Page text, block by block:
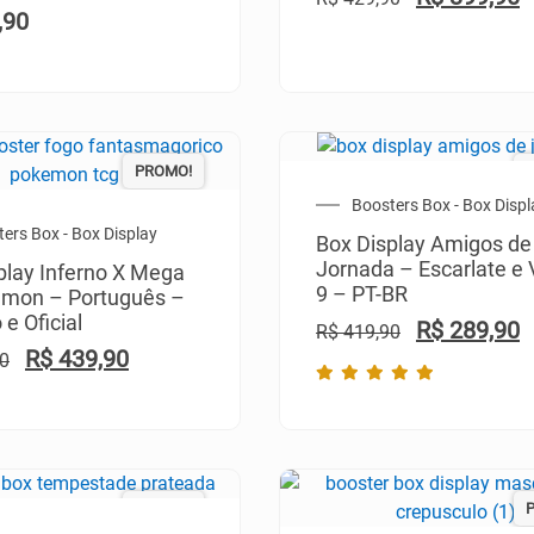
PROMO!
Box - Box Display
Inferno X Mega
– Português –
Oficial
R$ 439,90
Boosters Box - Box
Box Display Amigos de
Jornada – Escarlate e
9 – PT-BR
R$419,90 R$ 289,90